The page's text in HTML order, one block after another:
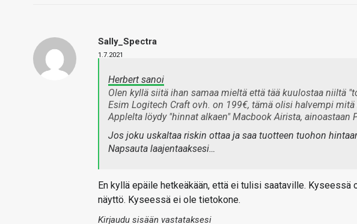
Sally_Spectra
1.7.2021
Herbert sanoi
Olen kyllä siitä ihan samaa mieltä että tää kuulostaa niiltä
Esim Logitech Craft ovh. on 199€, tämä olisi halvempi
Applelta löydy "hinnat alkaen" Macbook Airista, ainoastaan
Jos joku uskaltaa riskin ottaa ja saa tuotteen tuohon
Napsauta laajentaaksesi…
En kyllä epäile hetkeäkään, että ei tulisi saataville. Kyseessä
näyttö. Kyseessä ei ole tietokone.
Kirjaudu sisään vastataksesi